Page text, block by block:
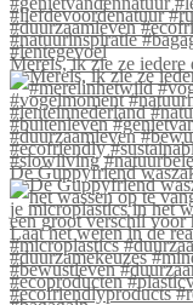
Merels, ik zie ze
De Guppyfriend